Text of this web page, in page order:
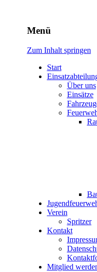
Rodheim
Menü
Zum Inhalt springen
Start
Über uns
Einsätze
Verein
Spritzer
Kontakt
Mitglied